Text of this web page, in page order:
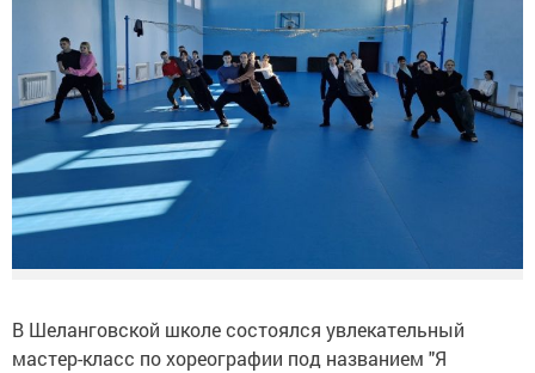
В Шеланговской школе состоялся увлекательный
мастер-класс по хореографии под названием "Я